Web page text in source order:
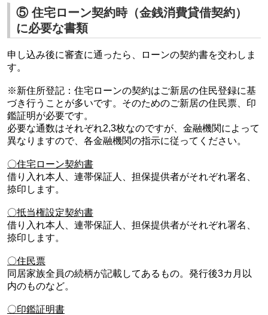
⑤ 住宅ローン契約時（金銭消費貸借契約）
に必要な書類
申し込み後に審査に通ったら、ローンの契約書を交わしま
す。
※新住所登記：住宅ローンの契約はご新居の住民登録に基
づき行うことが多いです。そのためのご新居の住民票、印
鑑証明が必要です。
必要な通数はそれぞれ2,3枚なのですが、金融機関によって
異なりますので、各金融機関の指示に従ってください。
〇住宅ローン契約書
借り入れ本人、連帯保証人、担保提供者がそれぞれ署名、
捺印します。
〇抵当権設定契約書
借り入れ本人、連帯保証人、担保提供者がそれぞれ署名、
捺印します。
〇住民票
同居家族全員の続柄が記載してあるもの。発行後3カ月以
内のものなど。
〇印鑑証明書